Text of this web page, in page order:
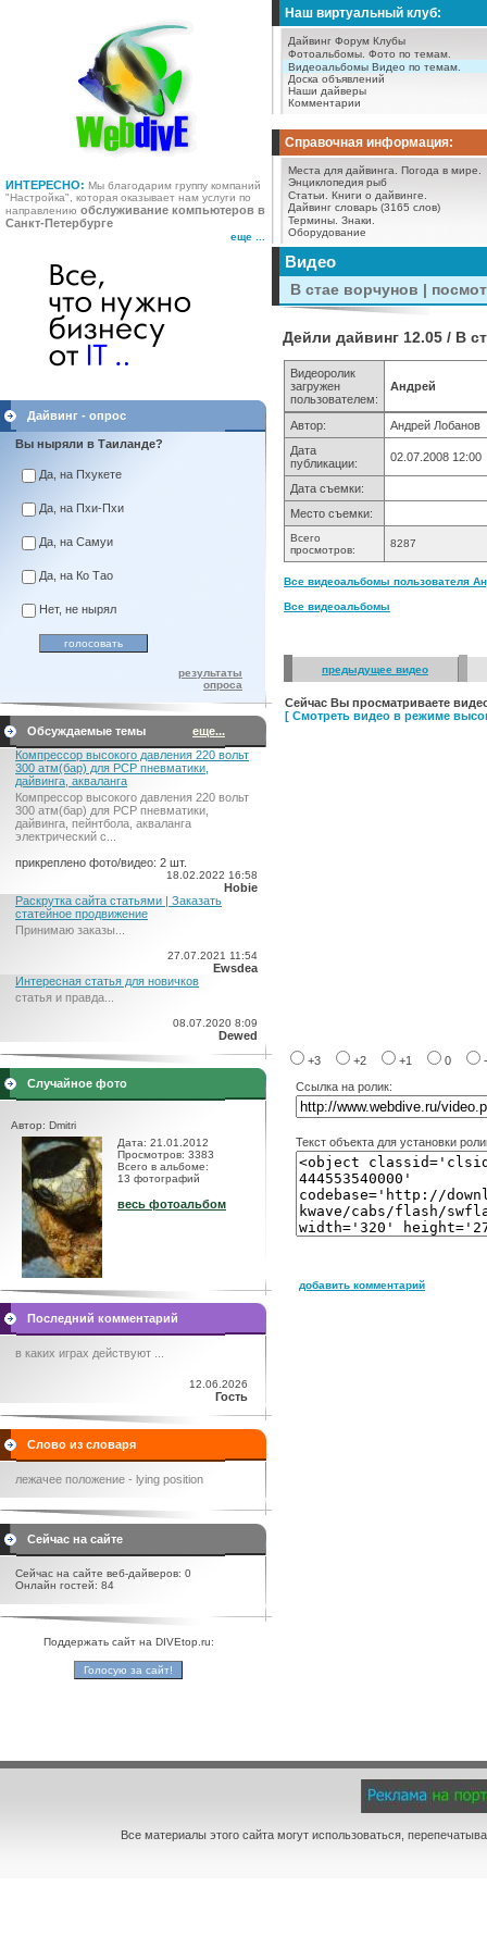
ИНТЕРЕСНО: Мы благодарим группу компаний
"Настройка", которая оказывает нам услуги по
направлению обслуживание компьютеров в
Санкт-Петербурге
еще ...
Наш виртуальный клуб:
Дайвинг Форум Клубы
Фотоальбомы. Фото по темам.
Видеоальбомы Видео по темам.
Доска объявлений
Наши дайверы
Комментарии
Справочная информация:
Места для дайвинга.
Погода в мире.
Энциклопедия рыб
Статьи.
Книги о дайвинге.
Дайвинг словарь (3165 слов)
Термины. Знаки.
Оборудование
Дайвинг - опрос
Вы ныряли в Таиланде?
Да, на Пхукете
Да, на Пхи-Пхи
Да, на Самуи
Да, на Ко Тао
Нет, не нырял
результаты
опроса
Обсуждаемые темы
еще...
Компрессор высокого давления 220 вольт
300 атм(бар) для PCP пневматики,
дайвинга, акваланга
Компрессор высокого давления 220 вольт
300 атм(бар) для PCP пневматики,
дайвинга, пейнтбола, акваланга
электрический c...
прикреплено фото/видео: 2 шт.
18.02.2022 16:58
Hobie
Раскрутка сайта статьями | Заказать
статейное продвижение
Принимаю заказы...
27.07.2021 11:54
Ewsdea
Интересная статья для новичков
статья и правда...
08.07.2020 8:09
Dewed
Случайное фото
Автор: Dmitri
Дата: 21.01.2012
Просмотров: 3383
Всего в альбоме:
13 фотографий
весь фотоальбом
Последний комментарий
в каких играх действуют ...
12.06.2026
Гость
Слово из словаря
лежачее положение - lying position
Сейчас на сайте
Сейчас на сайте веб-дайверов: 0
Онлайн гостей: 84
Поддержать сайт на DIVEtop.ru:
Видео
В стае ворчунов |
Дейли дайвинг 12.05 / В
Видеоролик
загружен
пользователем:
Андрей
Автор:
Андрей Лобанов
Дата
публикации:
02.07.2008 12:00
Дата съемки:
Место съемки:
Всего
просмотров:
8287
Все видеоальбомы пользователя
Все видеоальбомы
предыдущее видео
Сейчас Вы просматриваете
[ Смотреть видео в режиме
+3 +2 +1 0
Ссылка на ролик:
Текст объекта для установки
добавить комментарий
Все материалы этого сайта могут использоваться,